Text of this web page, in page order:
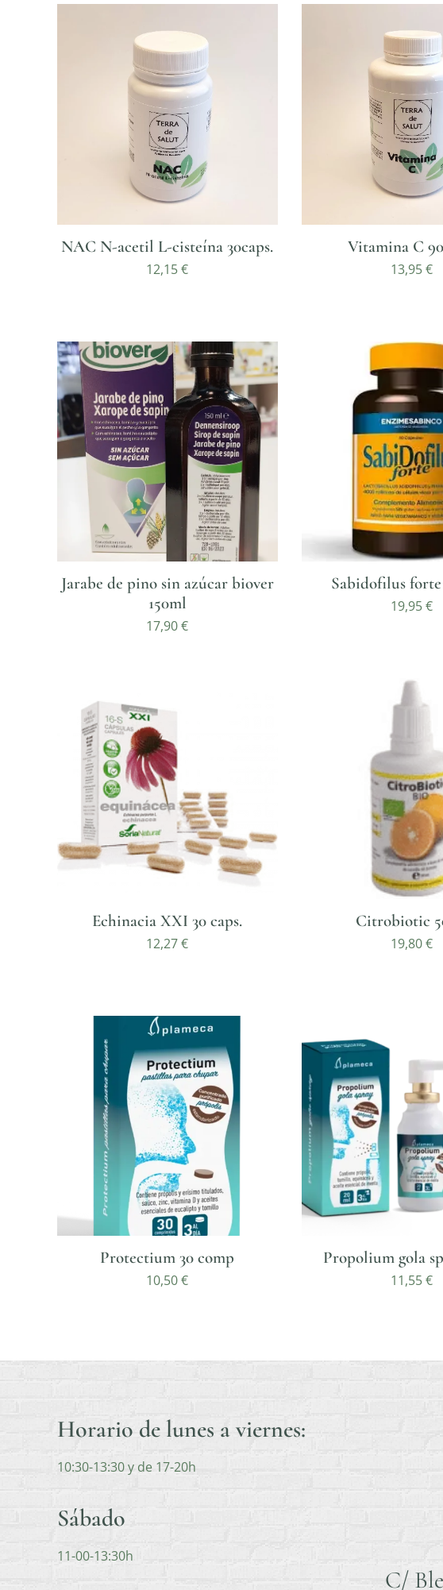
NAC N-acetil L-cisteína 30caps.
12,15€
Vitamina C
13,95€
Jarabe de pino sin azúcar biover
150ml
17,90€
Sabidofilus
19,95€
Echinacia XXI 30 caps.
12,27€
Citrobiotic
19,80€
Protectium 30 comp
10,50€
Propolium gola
11,55€
Horario de lunes a viernes:
10:30-13:30 y de 17-20h
Sábado
11-00-13:30h
C/